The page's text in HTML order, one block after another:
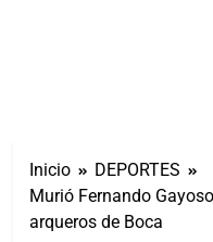
Inicio
DEPORTES
Murió Fernando
arqueros de Boca